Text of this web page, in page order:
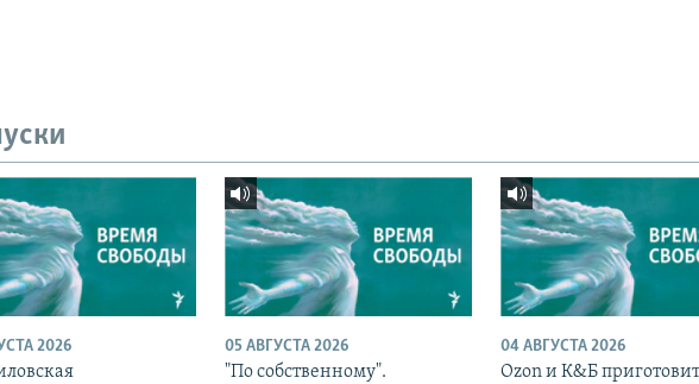
2026 05 АВГУСТА 2026
"По собственному".
04 АВГУСТА 2026
Ozon и К&Б